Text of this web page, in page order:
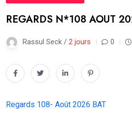
REGARDS N*108 AOUT
Rassul Seck / 2 jours 0
Regards 108- Août 2026 BAT